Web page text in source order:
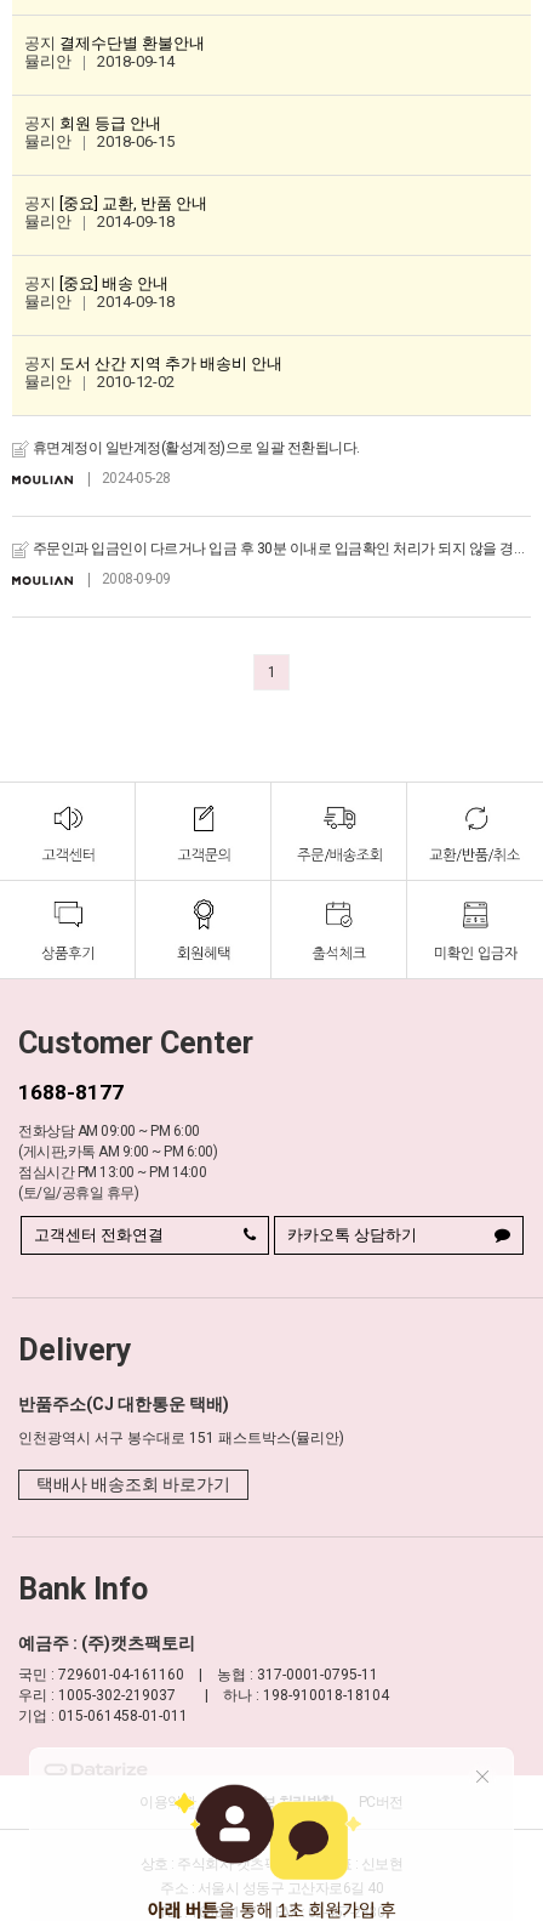
공지 결제수단별 환불안내
뮬리안
2018-09-14
공지 회원 등급 안내
뮬리안
2018-06-15
공지 [중요] 교환, 반품 안내
뮬리안
2014-09-18
공지 [중요] 배송 안내
뮬리안
2014-09-18
공지 도서 산간 지역 추가 배송비 안내
뮬리안
2010-12-02
휴면계정이 일반계정(활성계정)으로 일괄 전환됩니다.
2024-05-28
주문인과 입금인이 다르거나 입금 후 30분 이내로 입금확인 처리가 되지 않을 경우 문의주시기 바랍니다.
2008-09-09
1
Customer Center
1688-8177
전화상담 AM 09:00 ~ PM 6:00
(게시판,카톡 AM 9:00 ~ PM 6:00)
점심시간 PM 13:00 ~ PM 14:00
(토/일/공휴일 휴무)
고객센터 전화연결 카카오톡 상담하기
Delivery
반품주소(CJ 대한통운 택배)
인천광역시 서구 봉수대로 151 패스트박스(뮬리안)
택배사 배송조회 바로가기
Bank Info
예금주 : (주)캣츠팩토리
국민 : 729601-04-161160 | 농협 : 317-0001-0795-11
우리 : 1005-302-219037 | 하나 : 198-910018-18104
기업 : 015-061458-01-011
이용약관 개인정보 처리방침 PC버전
상호 : 주식회사 캣츠팩토리
대표 : 신보현
주소 : 서울시 성동구 고산자로6길 40
TEL : 1688-8177
FAX : 02-457-2330